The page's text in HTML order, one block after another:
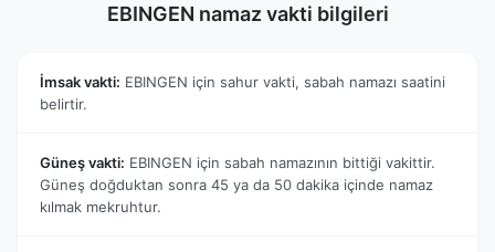
EBINGEN namaz vakti bilgileri
İmsak vakti: EBINGEN için sahur vakti, sabah namazı saatini
belirtir.
Güneş vakti: EBINGEN için sabah namazının bittiği vakittir.
Güneş doğduktan sonra 45 ya da 50 dakika içinde namaz
kılmak mekruhtur.